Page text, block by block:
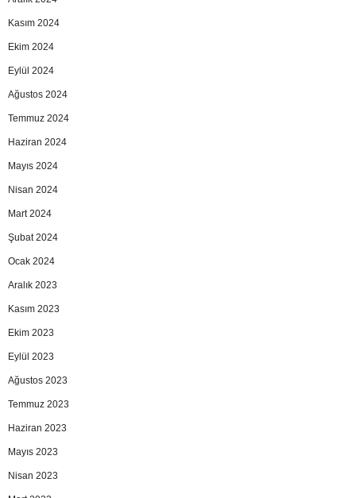
Kasım 2024
Ekim 2024
Eylül 2024
Ağustos 2024
Temmuz 2024
Haziran 2024
Mayıs 2024
Nisan 2024
Mart 2024
Şubat 2024
Ocak 2024
Aralık 2023
Kasım 2023
Ekim 2023
Eylül 2023
Ağustos 2023
Temmuz 2023
Haziran 2023
Mayıs 2023
Nisan 2023